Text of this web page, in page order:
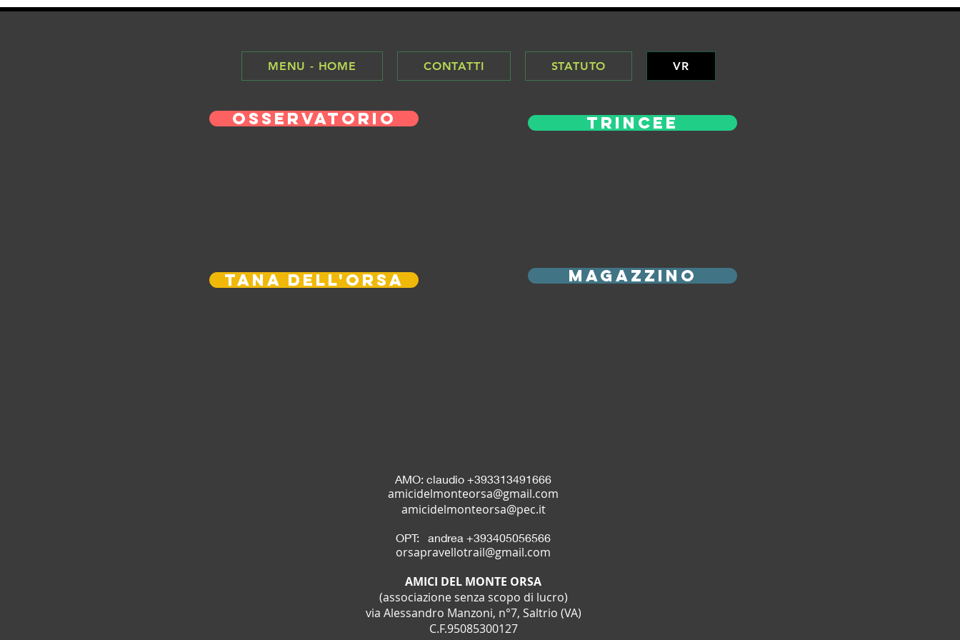
Osservatorio
Tana dell'orsa
Trincee
magazzino
MENU - HOME CONTATTI STATUTO VR
AMO: claudio +393313491666
amicidelmonteorsa@gmail.com
amicidelmonteorsa@pec.it
OPT: andrea +393405056566
orsapravellotrail@gmail.com
AMICI DEL MONTE ORSA
(associazione senza scopo di lucro)
via Alessandro Manzoni, n°7, Saltrio (VA)
C.F.95085300127